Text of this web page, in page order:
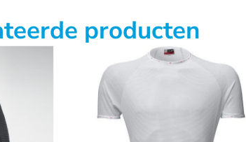
producten